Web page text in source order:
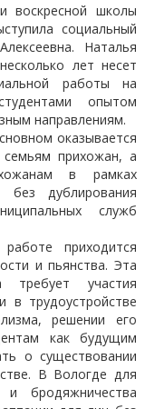
воскресной школы
социальный
Наталья
лет несет
работы на
опытом
направлениям.
оказывается
прихожан, а
в рамках
без дублирования
служб
приходится
и пьянства. Эта
требует участия
в трудоустройстве
решении его
как будущим
о существовании
В Вологде для
бродяжничества